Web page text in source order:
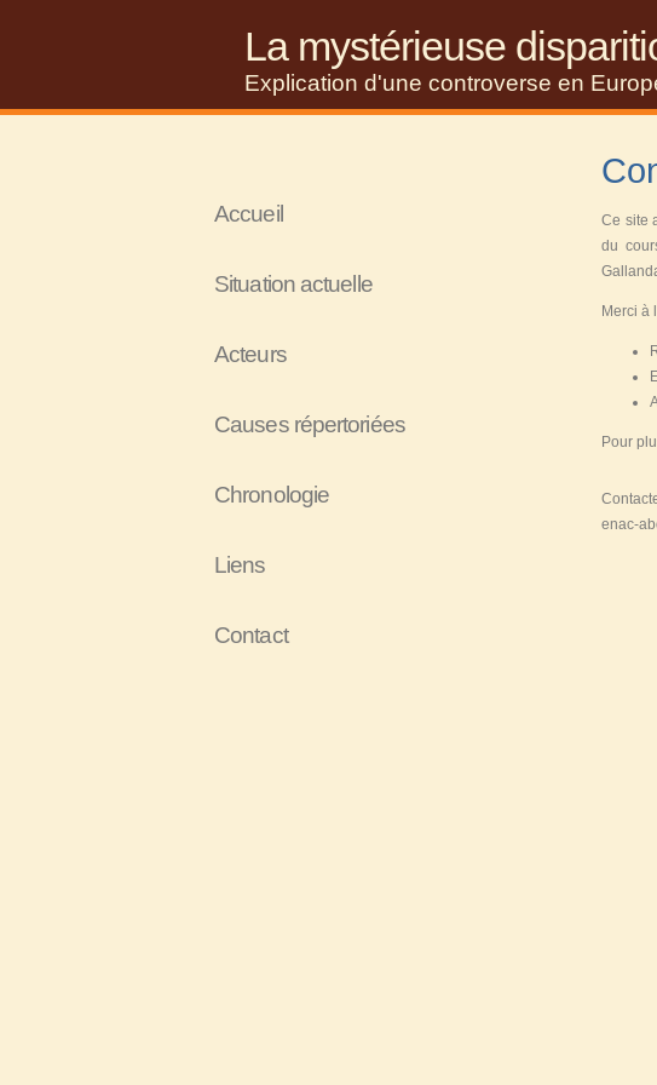
La mystérieuse
Explication d'une controverse en
Ce site
du
Merci à
Pour
enac-
Accueil
Situation actuelle
Acteurs
Causes répertoriées
Chronologie
Liens
Contact